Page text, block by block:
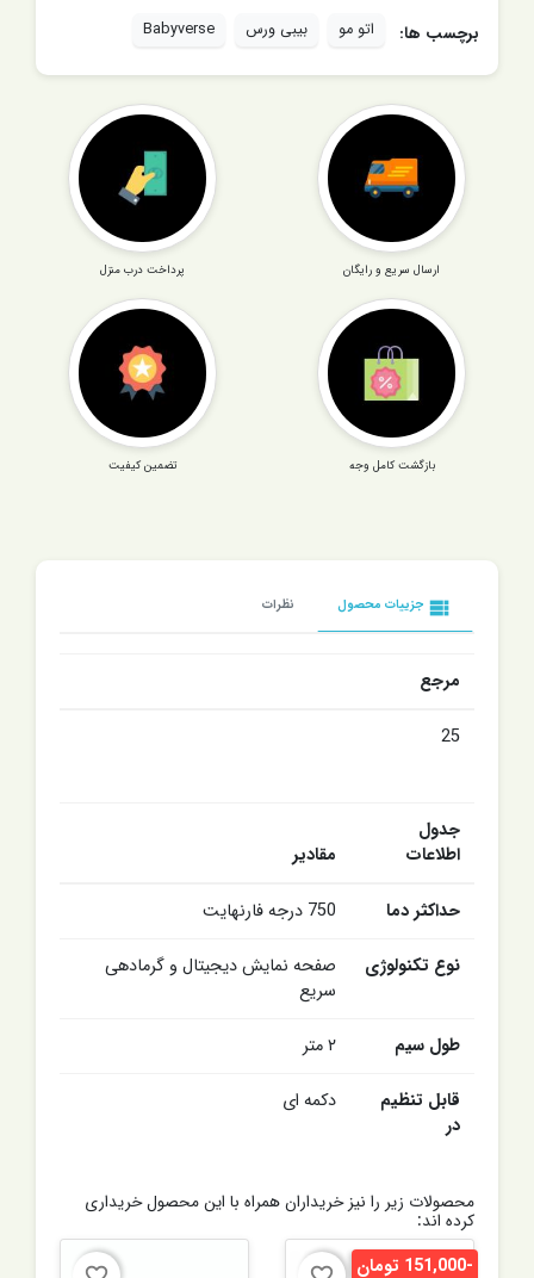
برچسب ها: اتو مو بیبی ورس Babyverse
ارسال سریع و رایگان پرداخت درب منزل
بازگشت کامل وجه تضمین کیفیت
view_list جزییات محصول نظرات
مرجع
25
جدول
اطلاعات
مقادیر
حداکثر دما
750 درجه فارنهایت
نوع تکنولوژی
صفحه نمایش دیجیتال و گرمادهی
سریع
طول سیم
۲ متر
قابل تنظیم
در
دکمه ای
محصولات زیر را نیز خریداران همراه با این محصول خریداری
کرده اند:
-151,000 تومان